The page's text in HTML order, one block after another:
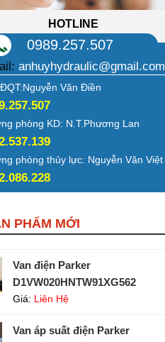
HOTLINE
0989.257.507
anhuyhydraulic@gmail.com
Văn Điền
phòng KD: N.T.Phương Lan
phòng thủy lực: Nguyễn Văn Việt
PHẨM MỚI
Van điện Parker
D1VW020HNTW91XG562
Giá: Liên Hệ
Van áp suất điện Parker